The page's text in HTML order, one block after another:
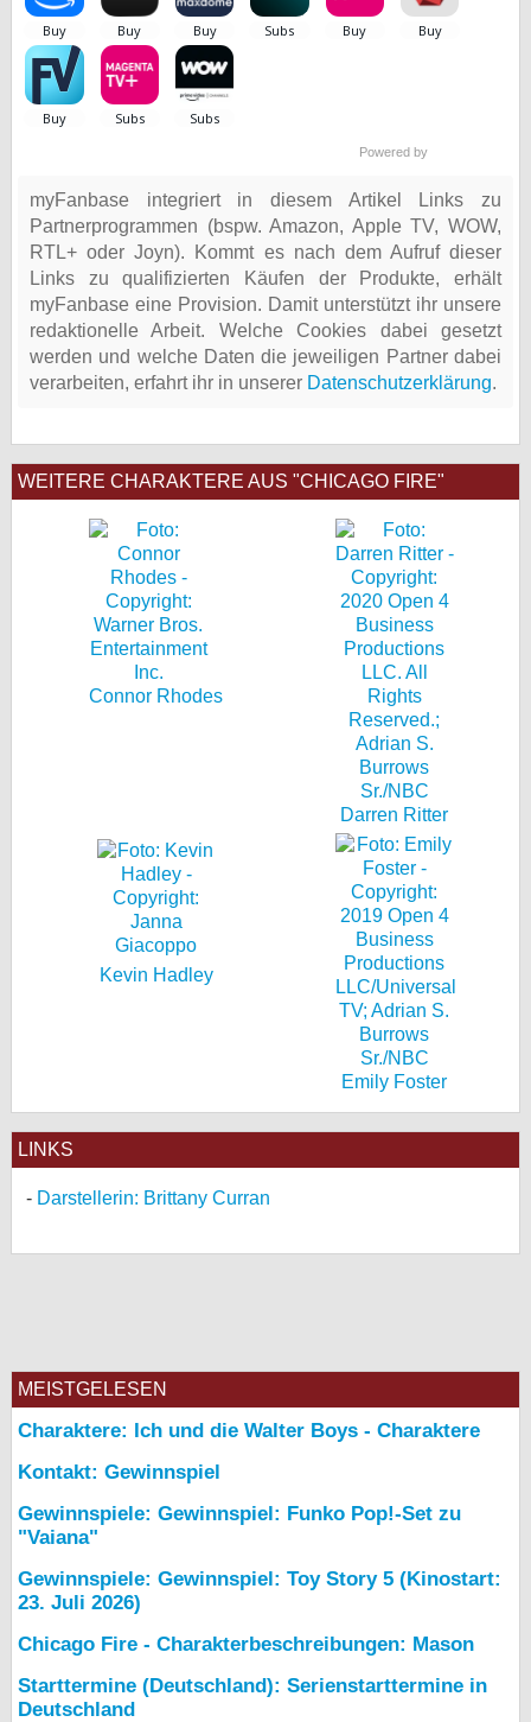
Powered by
myFanbase integriert in diesem Artikel Links zu
Partnerprogrammen (bspw. Amazon, Apple TV, WOW,
RTL+ oder Joyn). Kommt es nach dem Aufruf dieser
Links zu qualifizierten Käufen der Produkte, erhält
myFanbase eine Provision. Damit unterstützt ihr unsere
redaktionelle Arbeit. Welche Cookies dabei gesetzt
werden und welche Daten die jeweiligen Partner dabei
verarbeiten, erfahrt ihr in unserer Datenschutzerklärung.
WEITERE CHARAKTERE AUS "CHICAGO FIRE"
Connor Rhodes
Darren Ritter
Kevin Hadley
Emily Foster
LINKS
Darstellerin: Brittany Curran
MEISTGELESEN
Charaktere: Ich und die Walter Boys - Charaktere
Kontakt: Gewinnspiel
Gewinnspiele: Gewinnspiel: Funko Pop!-Set zu
"Vaiana"
Gewinnspiele: Gewinnspiel: Toy Story 5 (Kinostart:
23. Juli 2026)
Chicago Fire - Charakterbeschreibungen: Mason
Starttermine (Deutschland): Serienstarttermine in
Deutschland